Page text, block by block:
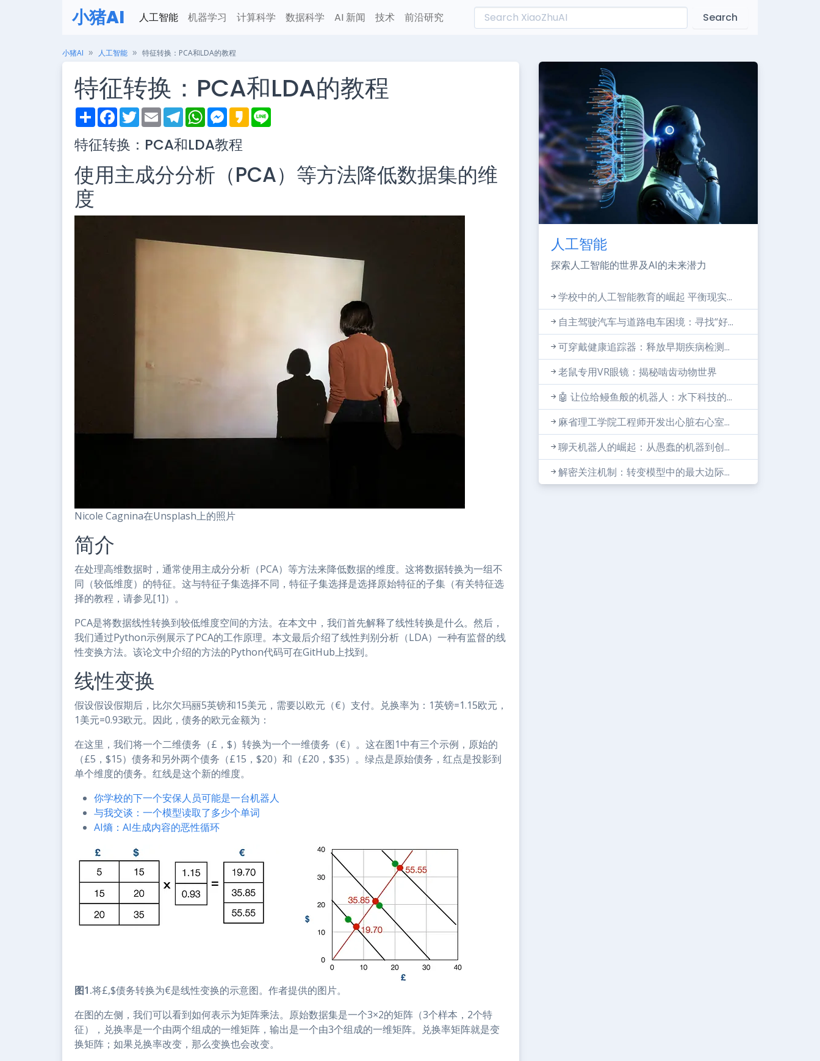
小猪AI 人工智能 机器学习 计算科学 数据科学 AI 新闻 技术 前沿研究 Search
小猪AI 人工智能 特征转换：PCA和LDA的教程
特征转换：PCA和LDA的教程
S
h
r
e
F
a
e
b
o
k
T
w
r
E
m
i
l
T
e
e
g
a
m
W
h
t
s
p
p
M
e
s
e
g
e
K
a
特征转换：PCA和LDA教程
使用主成分分析（PCA）等方法降低数据集的维
度
Nicole Cagnina在Unsplash上的照片
简介
在处理高维数据时，通常使用主成分分析（PCA）等方法来降低数据的维度。这将数据转换为一组不
同（较低维度）的特征。这与特征子集选择不同，特征子集选择是选择原始特征的子集（有关特征选
择的教程，请参见[1]）。
PCA是将数据线性转换到较低维度空间的方法。在本文中，我们首先解释了线性转换是什么。然后，
我们通过Python示例展示了PCA的工作原理。本文最后介绍了线性判别分析（LDA）一种有监督的线
性变换方法。该论文中介绍的方法的Python代码可在GitHub上找到。
线性变换
假设假设假期后，比尔欠玛丽5英镑和15美元，需要以欧元（€）支付。兑换率为：1英镑=1.15欧元，
1美元=0.93欧元。因此，债务的欧元金额为：
在这里，我们将一个二维债务（£，$）转换为一个一维债务（€）。这在图1中有三个示例，原始的
（£5，$15）债务和另外两个债务（£15，$20）和（£20，$35）。绿点是原始债务，红点是投影到
单个维度的债务。红线是这个新的维度。
你学校的下一个安保人员可能是一台机器人
与我交谈：一个模型读取了多少个单词
AI熵：AI生成内容的恶性循环
图1.将£,$债务转换为€是线性变换的示意图。作者提供的图片。
在图的左侧，我们可以看到如何表示为矩阵乘法。原始数据集是一个3×2的矩阵（3个样本，2个特
征），兑换率是一个由两个组成的一维矩阵，输出是一个由3个组成的一维矩阵。兑换率矩阵就是变
换矩阵；如果兑换率改变，那么变换也会改变。
人工智能
探索人工智能的世界及AI的未来潜力
学校中的人工智能教育的崛起 平衡现实...
自主驾驶汽车与道路电车困境：寻找“好...
可穿戴健康追踪器：释放早期疾病检测...
老鼠专用VR眼镜：揭秘啮齿动物世界
🤖 让位给鳗鱼般的机器人：水下科技的...
麻省理工学院工程师开发出心脏右心室...
聊天机器人的崛起：从愚蠢的机器到创...
解密关注机制：转变模型中的最大边际...